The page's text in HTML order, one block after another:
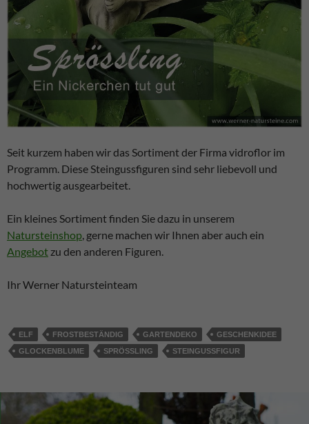
Seit kurzem haben wir das Sortiment der Firma vidroflor im
Programm. Diese Steingussfiguren sind sehr liebevoll und
hochwertig ausgearbeitet.
Ein kleines Sortiment finden Sie dazu in unserem
Natursteinshop, gerne machen wir Ihnen aber auch ein
Angebot zu den anderen Figuren.
Ihr Werner Natursteinteam
ELF FROSTBESTÄNDIG GARTENDEKO
GESCHENKIDEE
GLOCKENBLUME
SPRÖSSLING STEINGUSSFIGUR